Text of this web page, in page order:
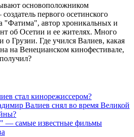
основоположником
первого осетинского
"Фатима", автор хроникальных и
об Осетии и ее жителях. Много
о Грузии. Где учился Валиев, какая
на Венецианском кинофестивале,
стал кинорежиссером?
Валиев снял во время Великой
— самые известные фильмы